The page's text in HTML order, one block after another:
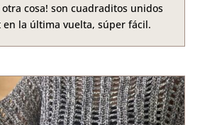
cosa! son cuadraditos unidos
en la última vuelta, súper fácil.